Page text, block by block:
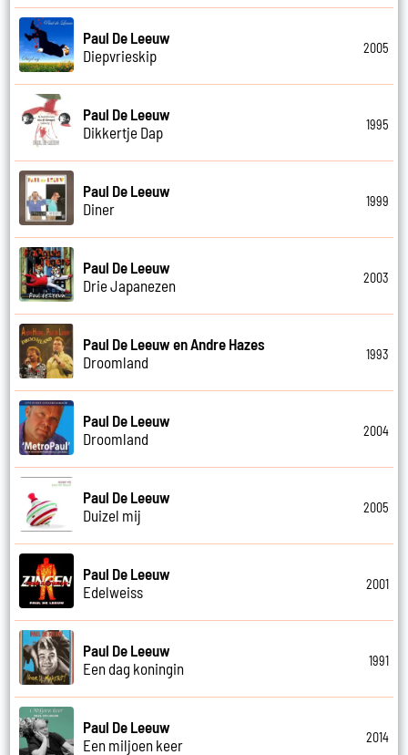
Paul De Leeuw
Diepvrieskip
2005
Paul De Leeuw
Dikkertje Dap
1995
Paul De Leeuw
Diner
1999
Paul De Leeuw
Drie Japanezen
2003
Paul De Leeuw en Andre Hazes
Droomland
1993
Paul De Leeuw
Droomland
2004
Paul De Leeuw
Duizel mij
2005
Paul De Leeuw
Edelweiss
2001
Paul De Leeuw
Een dag koningin
1991
Paul De Leeuw
Een miljoen keer
2014